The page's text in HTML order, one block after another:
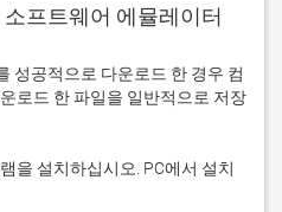
프트웨어 에뮬레이터
성공적으로 다운로드 한 경우 컴
로드 한 파일을 일반적으로 저장